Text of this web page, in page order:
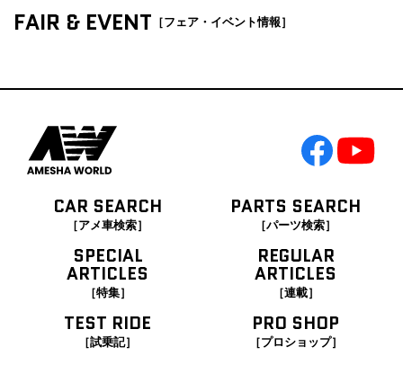
FAIR & EVENT ［フェア・イベント情報］
CAR SEARCH
［アメ車検索］
PARTS SEARCH
［パーツ検索］
SPECIAL
ARTICLES
［特集］
REGULAR
ARTICLES
［連載］
TEST RIDE
［試乗記］
PRO SHOP
［プロショップ］